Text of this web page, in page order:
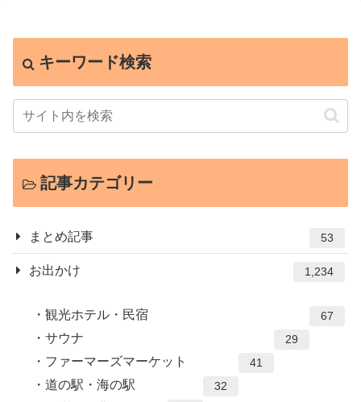
キーワード検索
記事カテゴリー
まとめ記事 53
お出かけ 1,234
観光ホテル・民宿 67
サウナ 29
ファーマーズマーケット 41
道の駅・海の駅 32